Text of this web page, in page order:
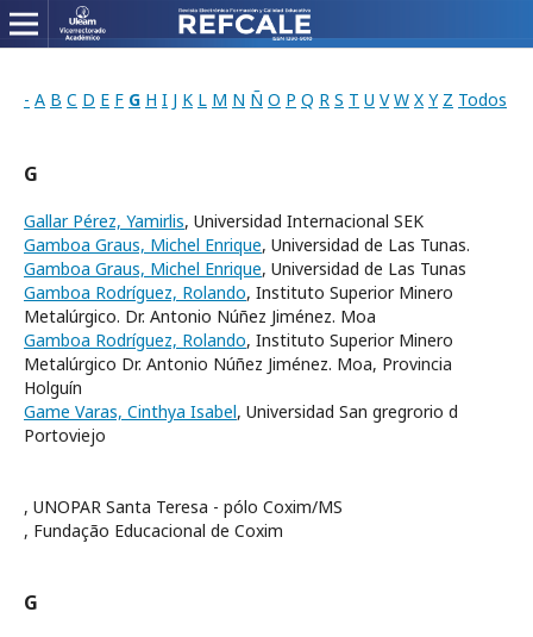
- A B C D E F G H I J K L M N Ñ O P Q R S T U V W X Y Z Todos
G
Gallar Pérez, Yamirlis, Universidad Internacional SEK
Gamboa Graus, Michel Enrique, Universidad de Las Tunas.
Gamboa Graus, Michel Enrique, Universidad de Las Tunas
Gamboa Rodríguez, Rolando, Instituto Superior Minero
Metalúrgico. Dr. Antonio Núñez Jiménez. Moa
Gamboa Rodríguez, Rolando, Instituto Superior Minero
Metalúrgico Dr. Antonio Núñez Jiménez. Moa, Provincia
Holguín
Game Varas, Cinthya Isabel, Universidad San gregrorio d
Portoviejo
, UNOPAR Santa Teresa - pólo Coxim/MS
, Fundação Educacional de Coxim
G